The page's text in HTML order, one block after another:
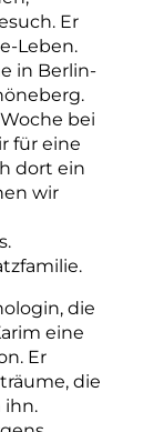
Er
Leben.
in Berlin-
bei
für eine
dort ein
wir
die
eine
Er
die
ihn.